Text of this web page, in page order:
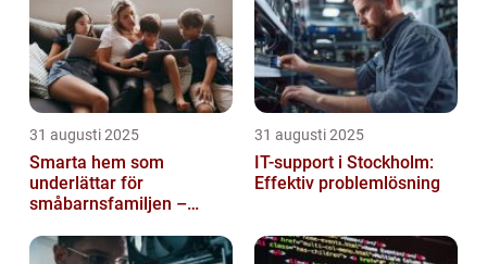
31 augusti 2025
Smarta hem som
underlättar för
småbarnsfamiljen –
barnens dagliga rutiner
31 augusti 2025
IT-support i Stockholm:
Effektiv problemlösning